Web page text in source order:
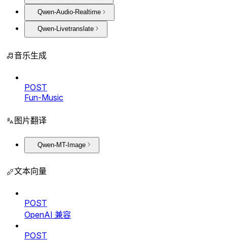
Qwen-Audio-Realtime
Qwen-Livetranslate
音乐生成
POST
Fun-Music
图片翻译
Qwen-MT-Image
文本向量
POST
OpenAI 兼容
POST